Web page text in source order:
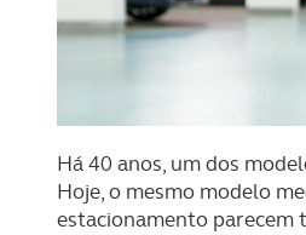
Há 40 anos, um dos
Hoje, o mesmo modelo
estacionamento parecem